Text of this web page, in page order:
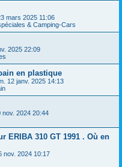
mars 2025 11:06
& Camping-Cars
2025 22:09
en plastique
12 janv. 2025 14:13
nov. 2024 20:44
ERIBA 310 GT 1991 . Où en
nov. 2024 10:17